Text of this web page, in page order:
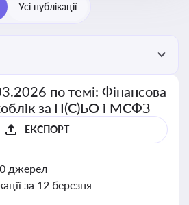
Усі публікації
по темі: Фінансова
за П(С)БО і МСФЗ
ЕКСПОРТ
джерел
за 12 березня